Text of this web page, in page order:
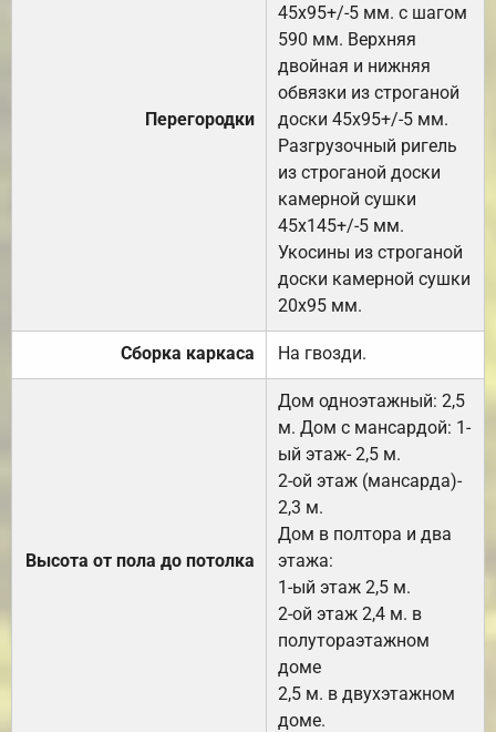
Перегородки
45х95+/-5 мм. с шагом
590 мм. Верхняя
двойная и нижняя
обвязки из строганой
доски 45х95+/-5 мм.
Разгрузочный ригель
из строганой доски
камерной сушки
45х145+/-5 мм.
Укосины из строганой
доски камерной сушки
20х95 мм.
Сборка каркаса На гвозди.
Высота от пола до потолка
Дом одноэтажный: 2,5
м. Дом с мансардой: 1-
ый этаж- 2,5 м.
2-ой этаж (мансарда)-
2,3 м.
Дом в полтора и два
этажа:
1-ый этаж 2,5 м.
2-ой этаж 2,4 м. в
полутораэтажном
доме
2,5 м. в двухэтажном
доме.